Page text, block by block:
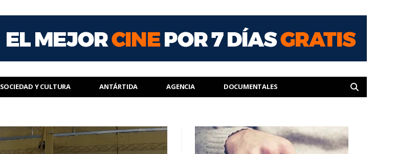
SOCIEDAD Y CULTURA ANTÁRTIDA AGENCIA DOCUMENTALES